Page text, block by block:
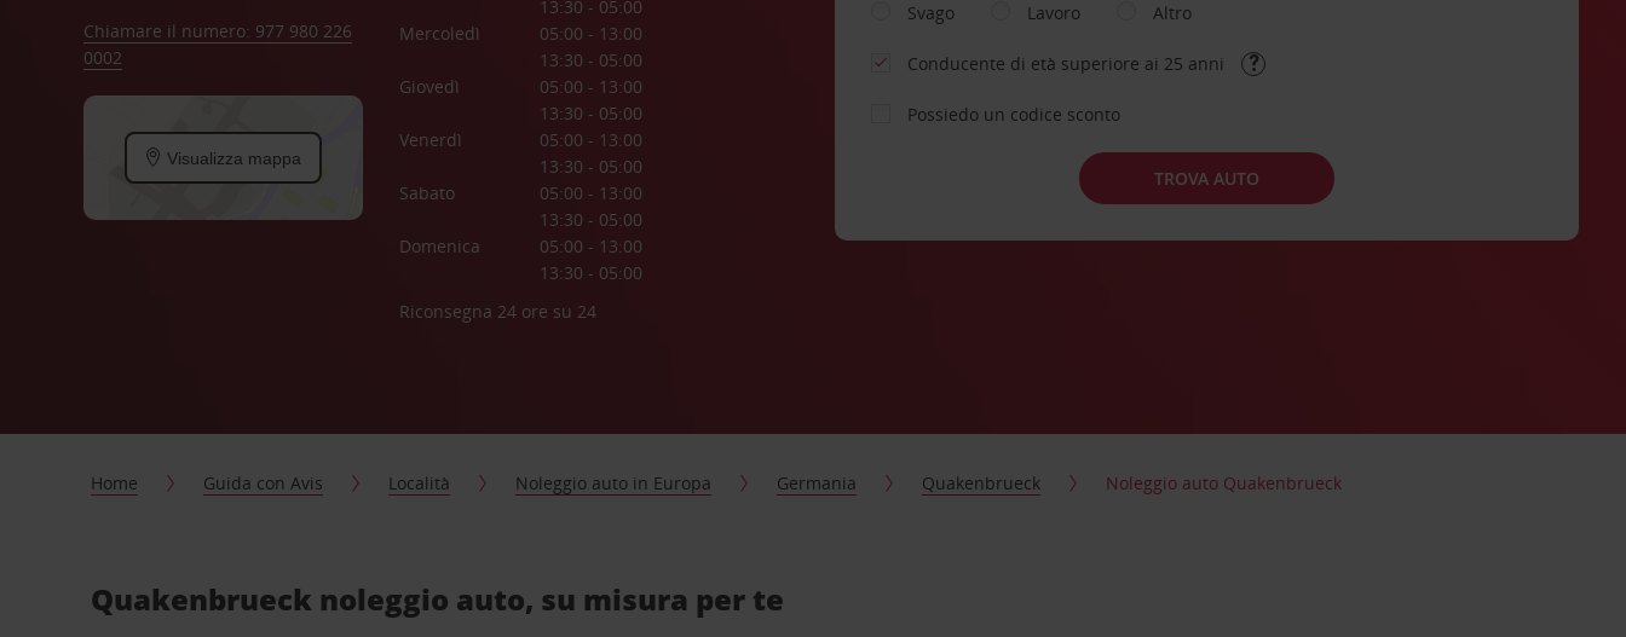
Chiamare il numero: 977 980 226
0002
Visualizza mappa
13:30 - 05:00
Mercoledì
05:00 - 13:00
13:30 - 05:00
Giovedì
05:00 - 13:00
13:30 - 05:00
Venerdì
05:00 - 13:00
13:30 - 05:00
Sabato
05:00 - 13:00
13:30 - 05:00
Domenica
05:00 - 13:00
13:30 - 05:00
Riconsegna 24 ore su 24
Svago
Lavoro Altro
Conducente di età superiore ai 25 anni
Possiedo un codice sconto
TROVA AUTO
Home Guida con Avis Località Noleggio auto in Europa Germania Quakenbrueck Noleggio auto Quakenbrueck
Quakenbrueck noleggio auto, su misura per te